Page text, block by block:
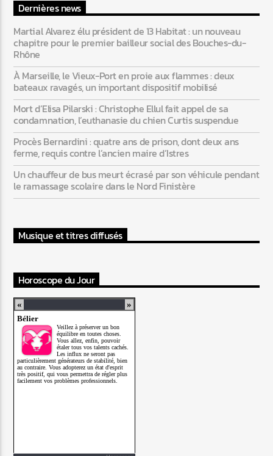
Dernières news
Martial Alvarez élu président de 13 Habitat : un nouveau
chapitre pour le premier bailleur social des Bouches-du-
Rhône
À Marseille, le Vieux-Port en proie aux flammes : deux
bateaux ravagés, un important dispositif mobilisé
Mort d’Elisa Pilarski : Christophe Ellul fait appel de sa
condamnation, l’euthanasie du chien Curtis suspendue
Procès Bernardini : quatre ans de prison, dont deux ans
ferme, requis contre l’ancien maire d’Istres
Un chauffeur de bus meurt écrasé par son véhicule pendant
le ramassage scolaire dans le Nord Finistère
Musique et titres diffusés
Horoscope du Jour